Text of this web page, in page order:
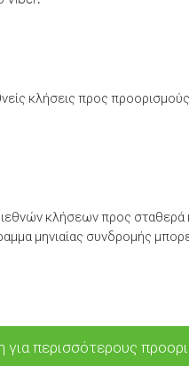
κλήσεις προς
κλήσεων προς σταθερά
μηνιαίας συνδρομής
για περισσότερους